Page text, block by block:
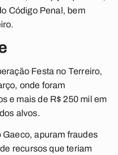
Código Penal, bem
Festa no Terreiro,
onde foram
e mais de R$ 250 mil em
alvos.
Gaeco, apuram fraudes
recursos que teriam